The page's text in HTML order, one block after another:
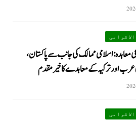
معاہدہ: اسلامی ممالک کی جانب سے پاکستان،
اور ترکیہ کے معاہدے کا خیرمقدم